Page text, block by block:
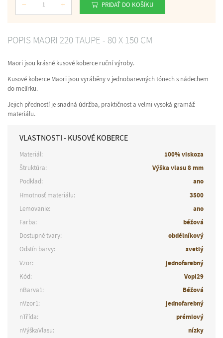
Počet PRIDAŤ DO KOŠÍKU
POPIS MAORI 220 TAUPE - 80 X 150 CM
Maori jsou krásné kusové koberce ruční výroby.
Kusové koberce Maori jsou vyráběny v jednobarevných tónech s nádechem
do melírku.
Jejich předností je snadná údržba, praktičnost a velmi vysoká gramáž
materiálu.
VLASTNOSTI - KUSOVÉ KOBERCE
Materiál:
100% viskoza
Štruktúra:
Výška vlasu 8 mm
Podklad:
ano
Hmotnosť materiálu:
3500
Lemovanie:
ano
Farba:
béžová
Dostupné tvary:
obdélníkový
Odstín barvy:
svetlý
Vzor:
jednofarebný
Kód:
Vopi29
nBarva1:
Béžová
nVzor1:
jednofarebný
nTřída:
prémiový
nVýškaVlasu:
nízky